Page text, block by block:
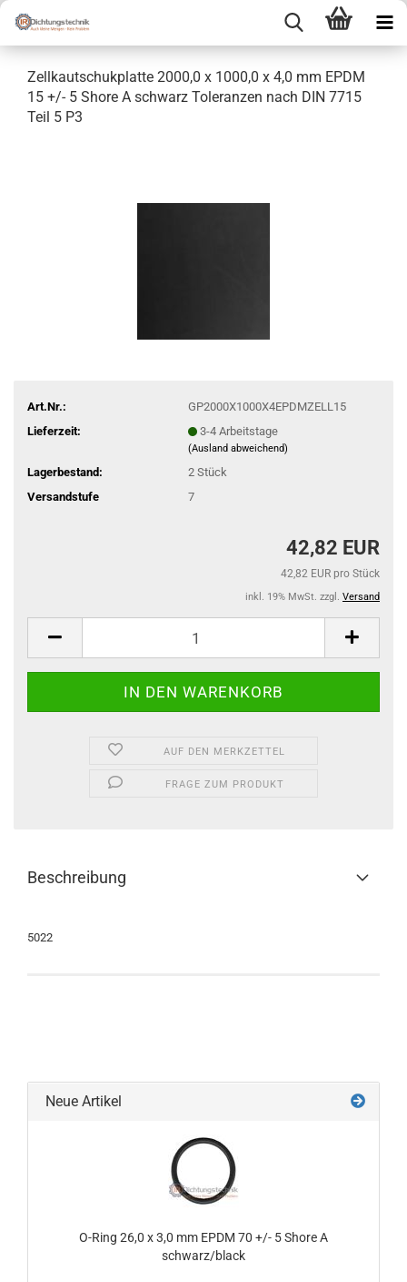
Zellkautschukplatte 2000,0 x 1000,0 x 4,0 mm EPDM
15 +/- 5 Shore A schwarz Toleranzen nach DIN 7715
Teil 5 P3
Art.Nr.:
GP2000X1000X4EPDMZELL15
Lieferzeit:
3-4 Arbeitstage
(Ausland abweichend)
Lagerbestand: 2 Stück
Versandstufe
7
42,82 EUR
42,82 EUR pro Stück
inkl. 19% MwSt. zzgl. Versand
AUF DEN MERKZETTEL
FRAGE ZUM PRODUKT
Beschreibung
5022
Neue Artikel
O-Ring 26,0 x 3,0 mm EPDM 70 +/- 5 Shore A
schwarz/black